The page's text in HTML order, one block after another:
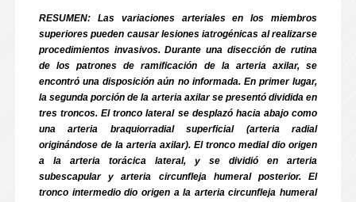
RESUMEN: Las variaciones arteriales en los miembros
superiores pueden causar lesiones iatrogénicas al realizarse
procedimientos invasivos. Durante una disección de rutina
de los patrones de ramificación de la arteria axilar, se
encontró una disposición aún no informada. En primer lugar,
la segunda porción de la arteria axilar se presentó dividida en
tres troncos. El tronco lateral se desplazó hacia abajo como
una arteria braquiorradial superficial (arteria radial
originándose de la arteria axilar). El tronco medial dio origen
a la arteria torácica lateral, y se dividió en arteria
subescapular y arteria circunfleja humeral posterior. El
tronco intermedio dio origen a la arteria circunfleja humeral